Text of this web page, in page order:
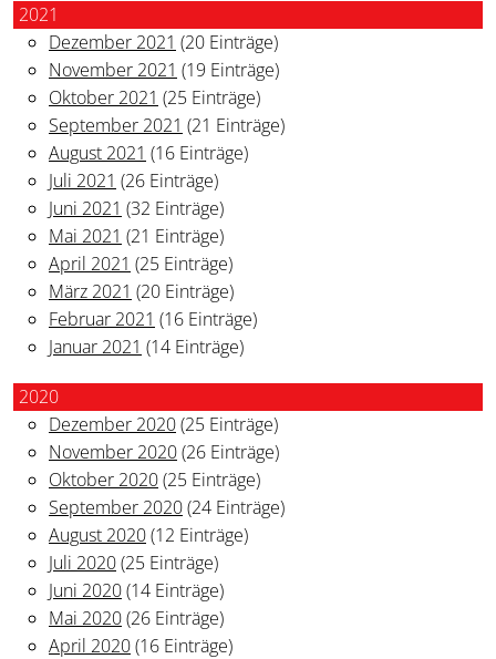
2021
Dezember 2021 (20 Einträge)
November 2021 (19 Einträge)
Oktober 2021 (25 Einträge)
September 2021 (21 Einträge)
August 2021 (16 Einträge)
Juli 2021 (26 Einträge)
Juni 2021 (32 Einträge)
Mai 2021 (21 Einträge)
April 2021 (25 Einträge)
März 2021 (20 Einträge)
Februar 2021 (16 Einträge)
Januar 2021 (14 Einträge)
2020
Dezember 2020(25 Einträge)
November 2020(26 Einträge)
Oktober 2020(25 Einträge)
September 2020(24 Einträge)
August 2020(12 Einträge)
Juli 2020(25 Einträge)
Juni 2020(14 Einträge)
Mai 2020(26 Einträge)
April 2020(16 Einträge)